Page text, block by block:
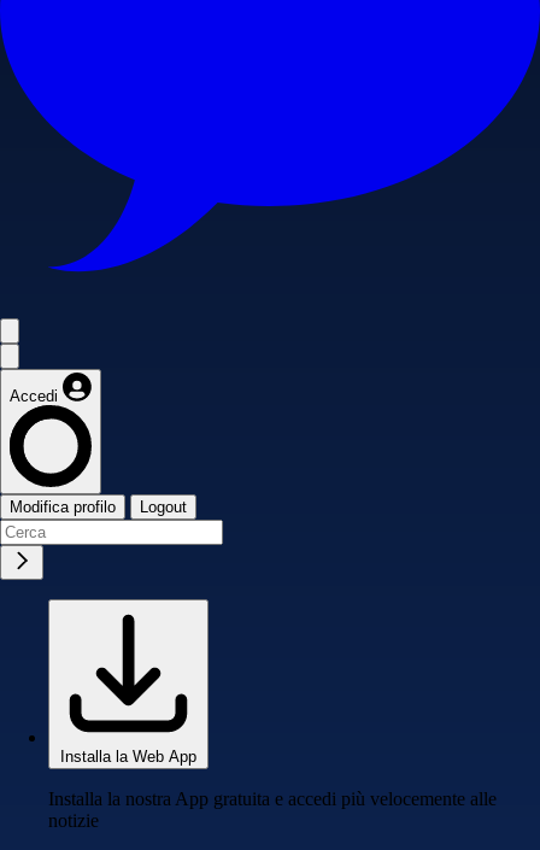
Accedi
Modifica profilo Logout
Installa la Web App
Installa la nostra App gratuita e accedi più velocemente alle
notizie